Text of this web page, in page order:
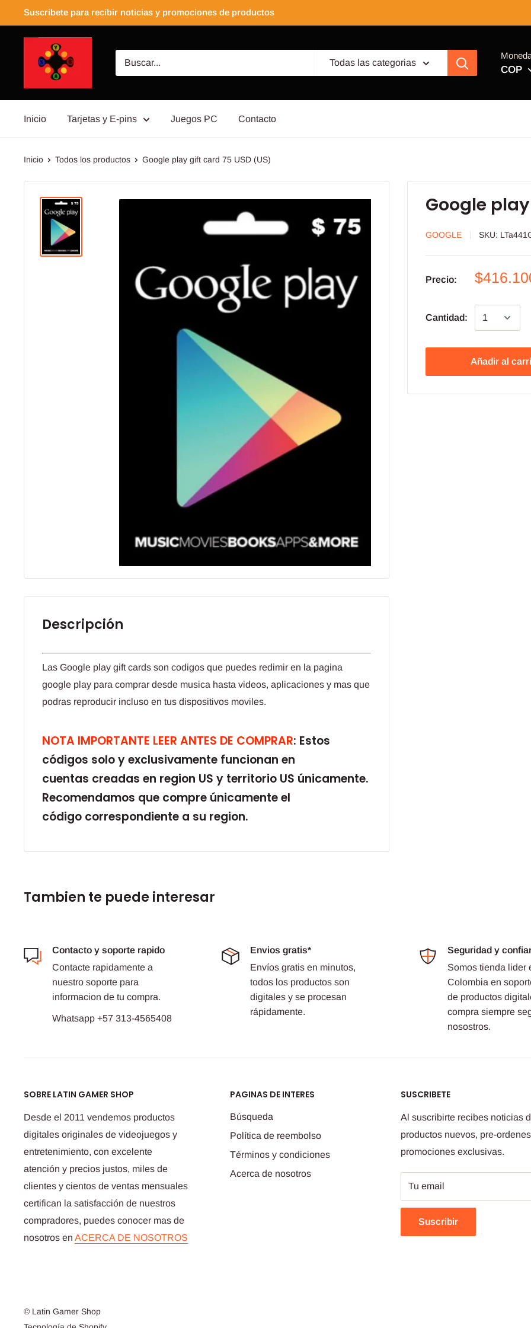
Suscribete para recibir noticias y promociones de productos
Todas las categorias
COP
Inicio Tarjetas y E-pins Juegos PC Contacto
Inicio Todos los productos Google play gift card 75 USD (US)
Google
GOOGLE SKU:
Precio:
Cantidad:
Añadir al
Descripción
​Las Google play gift cards son codigos que puedes redimir en la pagina
google play para comprar desde musica hasta videos, aplicaciones y mas que
podras reproducir incluso en tus dispositivos moviles.
NOTA IMPORTANTE LEER ANTES DE COMPRAR: Estos
códigos solo y exclusivamente funcionan en
cuentas creadas en region US y territorio US únicamente.
Recomendamos que compre únicamente el
código correspondiente a su region.
Tambien te puede interesar
Contacto y soporte rapido
Contacte rapidamente a
nuestro soporte para
informacion de tu compra.
Whatsapp +57 313-4565408
Envios gratis*
Envíos gratis en minutos,
todos los productos son
digitales y se procesan
rápidamente.
Seguridad y
Somos tienda lider
Colombia en
de productos
compra siempre
nosostros.
SOBRE LATIN GAMER SHOP
Desde el 2011 vendemos productos
digitales originales de videojuegos y
entretenimiento, con excelente
atención y precios justos, miles de
clientes y cientos de ventas mensuales
certifican la satisfacción de nuestros
compradores, puedes conocer mas de
nosotros en ACERCA DE NOSOTROS
PAGINAS DE INTERES
Búsqueda
Política de reembolso
Términos y condiciones
Acerca de nosotros
SUSCRIBETE
Al suscribirte recibes noticias
productos nuevos, pre-
promociones exclusivas.
Tu email
Suscribir
© Latin Gamer Shop